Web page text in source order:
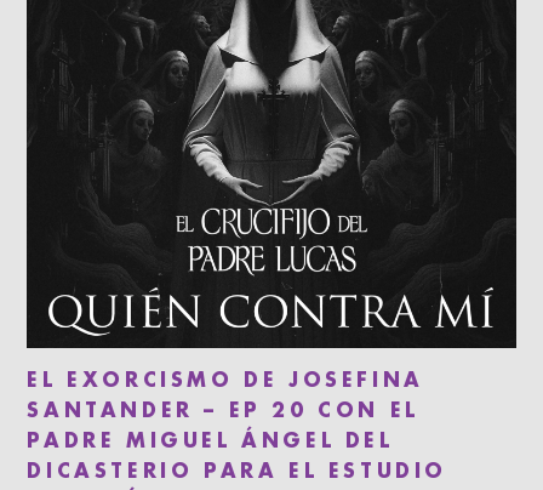
EL EXORCISMO DE JOSEFINA
SANTANDER – EP 20 CON EL
PADRE MIGUEL ÁNGEL DEL
DICASTERIO PARA EL ESTUDIO